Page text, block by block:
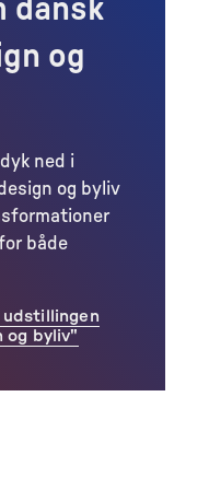
dansk
og
ned i
og byliv
både
udstillingen
og byliv"